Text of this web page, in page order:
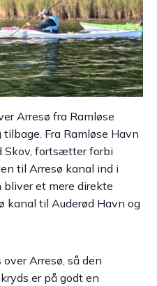
Arresø fra Ramløse
Fra Ramløse Havn
Skov, fortsætter forbi
til Arresø kanal ind i
et mere direkte
kanal til Auderød Havn og
Arresø, så den
er på godt en